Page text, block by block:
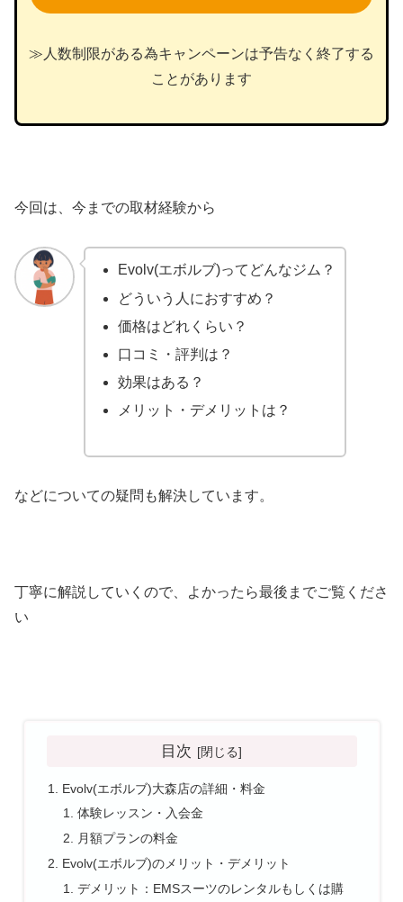
≫人数制限がある為キャンペーンは予告なく終了する
ことがあります
今回は、今までの取材経験から
Evolv(エボルブ)ってどんなジム？
どういう人におすすめ？
価格はどれくらい？
口コミ・評判は？
効果はある？
メリット・デメリットは？
などについての疑問も解決しています。
丁寧に解説していくので、よかったら最後までご覧くださ
い
目次
Evolv(エボルブ)大森店の詳細・料金
体験レッスン・入会金
月額プランの料金
Evolv(エボルブ)のメリット・デメリット
デメリット：EMSスーツのレンタルもしくは購